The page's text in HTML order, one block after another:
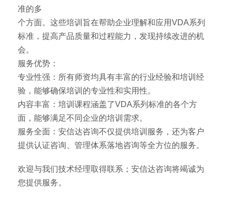
准的多
个方面。这些培训旨在帮助企业理解和应用VDA系列
标准，提高产品质量和过程能力，发现持续改进的机
会。
服务优势：
专业性强：所有师资均具有丰富的行业经验和培训经
验，能够确保培训的专业性和实用性。
内容丰富：培训课程涵盖了VDA系列标准的各个方
面，能够满足不同企业的培训需求。
服务全面：安信达咨询不仅提供培训服务，还为客户
提供认证咨询、管理体系落地咨询等全方位的服务。
欢迎与我们技术经理取得联系；安信达咨询将竭诚为
您提供服务。